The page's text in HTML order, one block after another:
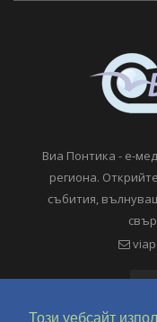
Този уебсайт
Виа Понтика - е-
региона.
събития,